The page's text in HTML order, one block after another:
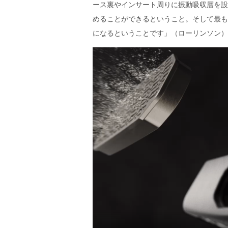
ース裏やインサート周りに振動吸収層を
めることができるということ。そして最
になるということです」（ローリンソン）